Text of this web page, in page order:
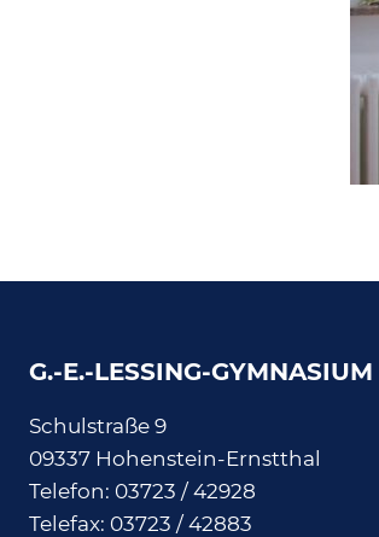
G.-E.-LESSING-GYMNASIUM
Schulstraße 9
09337 Hohenstein-Ernstthal
Telefon: 03723 / 42928
Telefax: 03723 / 42883